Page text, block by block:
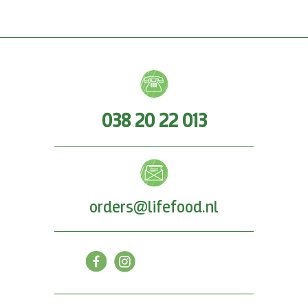
038 20 22 013
orders@lifefood.nl